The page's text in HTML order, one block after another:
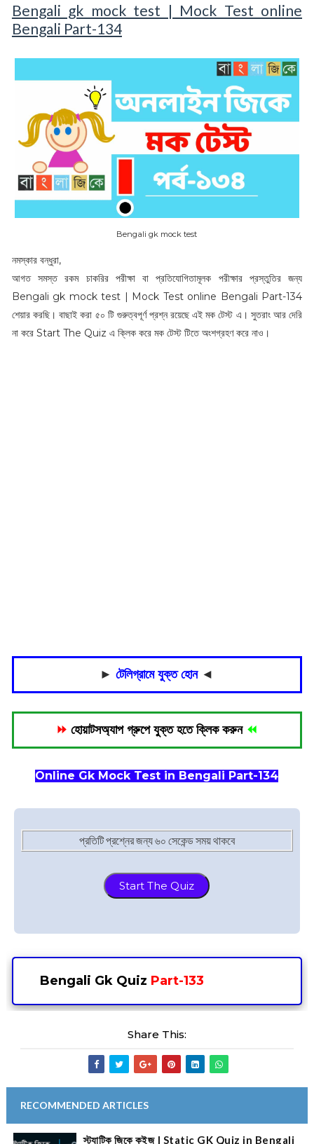
Bengali gk mock test | Mock Test online
Bengali Part-134
Bengali gk mock test
নমস্কার বন্ধুরা,
আগত সমস্ত রকম চাকরির পরীক্ষা বা প্রতিযোগিতামূলক পরীক্ষার প্রস্তুতির জন্য
Bengali gk mock test | Mock Test online Bengali Part-134
শেয়ার করছি। বাছাই করা ৫০ টি গুরুত্বপূর্ণ প্রশ্ন রয়েছে এই মক টেস্ট এ। সুতরাং আর দেরি
না করে Start The Quiz এ ক্লিক করে মক টেস্ট টিতে অংশগ্রহণ করে নাও।
►টেলিগ্রামে যুক্ত হোন◄
⏩হোয়াটসঅ্যাপ গ্রুপে যুক্ত হতে ক্লিক করুন ⏪
Online Gk Mock Test in Bengali Part-134
প্রতিটি প্রশ্নের জন্য ৬০ সেকেন্ড সময় থাকবে
Start The Quiz
Bengali Gk Quiz Part-133
Share This:
RECOMMENDED ARTICLES
স্ট্যাটিক জিকে কুইজ | Static GK Quiz in Bengali